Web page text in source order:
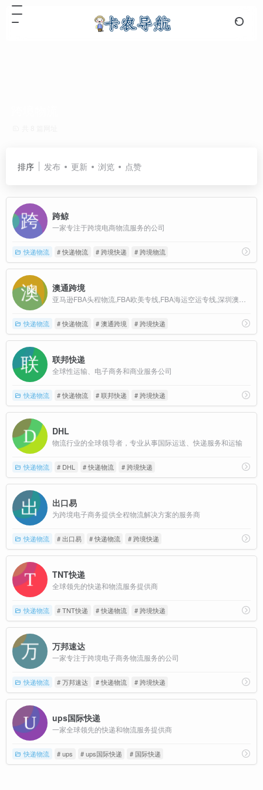
排序 发布 更新 浏览 点赞
跨鲸
一家专注于跨境电商物流服务的公司
快递物流 # 快递物流 # 跨境快递 # 跨境物流
澳通跨境
快递物流 # 快递物流 # 澳通跨境 # 跨境快递
联邦快递
全球性运输、电子商务和商业服务公司
快递物流 # 快递物流 # 联邦快递 # 跨境快递
DHL
物流行业的全球领导者，专业从事国际运送、快递服务和运输
快递物流 # DHL # 快递物流 # 跨境快递
出口易
为跨境电子商务提供全程物流解决方案的服务商
快递物流 # 出口易 # 快递物流 # 跨境快递
TNT快递
全球领先的快递和物流服务提供商
快递物流 # TNT快递 # 快递物流 # 跨境快递
万邦速达
一家专注于跨境电子商务物流服务的公司
快递物流 # 万邦速达 # 快递物流 # 跨境快递
ups国际快递
一家全球领先的快递和物流服务提供商
快递物流 # ups # ups国际快递 # 国际快递